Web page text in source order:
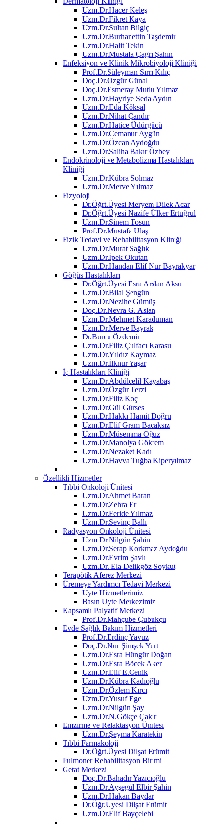
Uzm.Dr.Hacer Keleş
Uzm.Dr.Fikret Kaya
Uzm.Dr.Sultan Bilgiç
Uzm.Dr.Burhanettin Taşdemir
Uzm.Dr.Halit Tekin
Uzm.Dr.Mustafa Çağrı Şahin
Enfeksiyon ve Klinik Mikrobiyoloji Kliniği
Prof.Dr.Süleyman Sırrı Kılıç
Doç.Dr.Özgür Günal
Doç.Dr.Esmeray Mutlu Yılmaz
Uzm.Dr.Hayriye Seda Aydın
Uzm.Dr.Eda Köksal
Uzm.Dr.Nihat Çandır
Uzm.Dr.Hatice Üdürgücü
Uzm.Dr.Cemanur Aygün
Uzm.Dr.Özcan Aydoğdu
Uzm.Dr.Saliha Bakır Özbey
Endokrinoloji ve Metabolizma Hastalıkları
Kliniği
Uzm.Dr.Kübra Solmaz
Uzm.Dr.Merve Yılmaz
Fizyoloji
Dr.Öğrt.Üyesi Meryem Dilek Acar
Dr.Öğrt.Üyesi Nazife Ülker Ertuğrul
Uzm.Dr.Sinem Tosun
Prof.Dr.Mustafa Ulaş
Fizik Tedavi ve Rehabilitasyon Kliniği
Uzm.Dr.Murat Sağlık
Uzm.Dr.İpek Okutan
Uzm.Dr.Handan Elif Nur Bayrakyar
Göğüs Hastalıkları
Dr.Öğrt.Üyesi Esra Arslan Aksu
Uzm.Dr.Bilal Şengün
Uzm.Dr.Nezihe Gümüş
Doç.Dr.Nevra G. Aslan
Uzm.Dr.Mehmet Karaduman
Uzm.Dr.Merve Bayrak
Dr.Burcu Özdemir
Uzm.Dr.Filiz Çulfacı Karasu
Uzm.Dr.Yıldız Kaymaz
Uzm.Dr.İlknur Yaşar
İç Hastalıkları Kliniği
Uzm.Dr.Abdülcelil Kayabaş
Uzm.Dr.Özgür Terzi
Uzm.Dr.Filiz Koç
Uzm.Dr.Gül Gürses
Uzm.Dr.Hakkı Hamit Doğru
Uzm.Dr.Elif Gram Bacaksız
Uzm.Dr.Müsemma Oğuz
Uzm.Dr.Manolya Gökrem
Uzm.Dr.Nezaket Kadı
Uzm.Dr.Havva Tuğba Kiperyılmaz
Özellikli Hizmetler
Tıbbi Onkoloji Ünitesi
Uzm.Dr.Ahmet Baran
Uzm.Dr.Zehra Er
Uzm.Dr.Feride Yılmaz
Uzm.Dr.Sevinç Ballı
Radyasyon Onkoloji Ünitesi
Uzm.Dr.Nilgün Şahin
Uzm.Dr.Serap Korkmaz Aydoğdu
Uzm.Dr.Evrim Şavlı
Uzm.Dr. Ela Delikgöz Soykut
Terapötik Aferez Merkezi
Üremeye Yardımcı Tedavi Merkezi
Uyte Hizmetlerimiz
Basın Uyte Merkezimiz
Kapsamlı Palyatif Merkezi
Prof.Dr.Mahçube Çubukçu
Evde Sağlık Bakım Hizmetleri
Prof.Dr.Erdinç Yavuz
Doç.Dr.Nur Şimşek Yurt
Uzm.Dr.Esra Hüngür Doğan
Uzm.Dr.Esra Böcek Aker
Uzm.Dr.Elif E.Cenik
Uzm.Dr.Kübra Kadıoğlu
Uzm.Dr.Özlem Kırcı
Uzm.Dr.Yusuf Ege
Uzm.Dr.Nilgün Şay
Uzm.Dr.N.Gökçe Çakır
Emzirme ve Relaktasyon Ünitesi
Uzm.Dr.Şeyma Karatekin
Tıbbi Farmakoloji
Dr.Öğrt.Üyesi Dilşat Erümit
Pulmoner Rehabilitasyon Birimi
Getat Merkezi
Doç.Dr.Bahadır Yazıcıoğlu
Uzm.Dr.Ayşegül Elbir Şahin
Uzm.Dr.Hakan Baydar
Dr.Öğr.Üyesi Dilşat Erümit
Uzm.Dr.Elif Bayçelebi